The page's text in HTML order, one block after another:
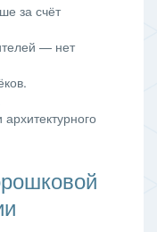
за счёт
— нет